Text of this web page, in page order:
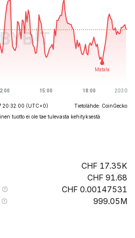
20:32:00 (UTC+0)
Tietolähde: CoinGecko
tuotto ei ole tae tulevasta kehityksestä.
17.35K
91.68
0.00147531
999.05M